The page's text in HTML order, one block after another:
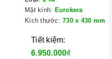
Mặt kính: Eurokera
Kích thước: 730 x 430 mm
Tiết kiệm:
6.950.000₫